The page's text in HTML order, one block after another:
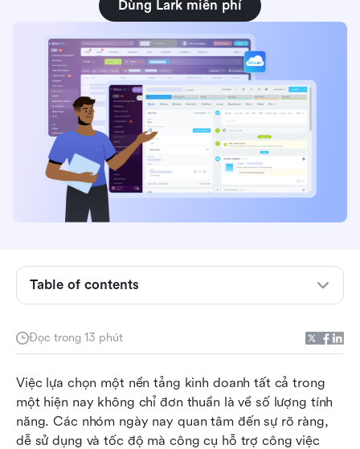
Dùng Lark miễn phí
Đọc trong 13 phút
Việc lựa chọn một nền tảng kinh doanh tất cả trong
một hiện nay không chỉ đơn thuần là về số lượng tính
năng. Các nhóm ngày nay quan tâm đến sự rõ ràng,
dễ sử dụng và tốc độ mà công cụ hỗ trợ công việc
Table of contents
Bitrix24 là gì?
Đi sâu vào các tính năng cốt lõi của Bitrix24
yêu thích
chế thường gặp
hợp nhất
Gặp Lark: Một lựa chọn linh hoạt, hiện đại thay
thế cho Bitrix24